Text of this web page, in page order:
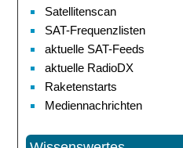
Satellitenscan
SAT-Frequenzlisten
aktuelle SAT-Feeds
aktuelle RadioDX
Raketenstarts
Mediennachrichten